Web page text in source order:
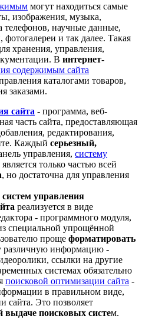
могут находиться самые
изображения, музыка,
научные данные,
и так далее. Такая
хранения, управления,
В интернет-
содержимым сайта
каталогами товаров,
заказами.
сайта - программа, веб-
часть сайта, предоставляющая
редактирования,
Каждый серьезный,
управления, систему
является только частью всей
, но достаточна для управления
систем управления
реализуется в виде
- программного модуля,
специальной упрощённой
проще форматировать
различную информацию -
ссылки на другие
системах обязательно
поисковой оптимизации сайта -
в правильном виде,
сайта. Это позволяет
выдаче поисковых систем.